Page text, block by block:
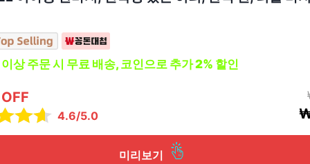
주문 시 무료 배송, 코인으로 추가 2% 할인
4.6/5.0
미리보기